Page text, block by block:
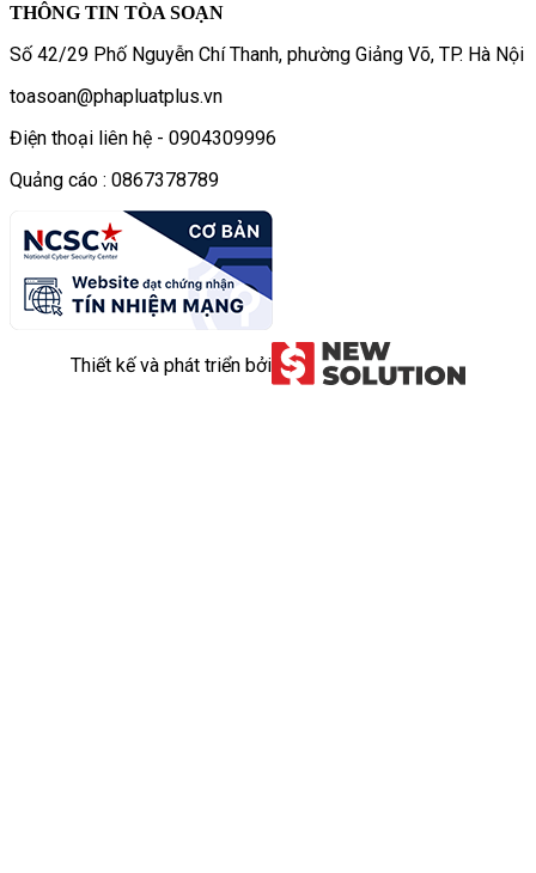
THÔNG TIN TÒA SOẠN
Số 42/29 Phố Nguyễn Chí Thanh, phường Giảng Võ, TP. Hà Nội
toasoan@phapluatplus.vn
Điện thoại liên hệ - 0904309996
Quảng cáo : 0867378789
Thiết kế và phát triển bởi